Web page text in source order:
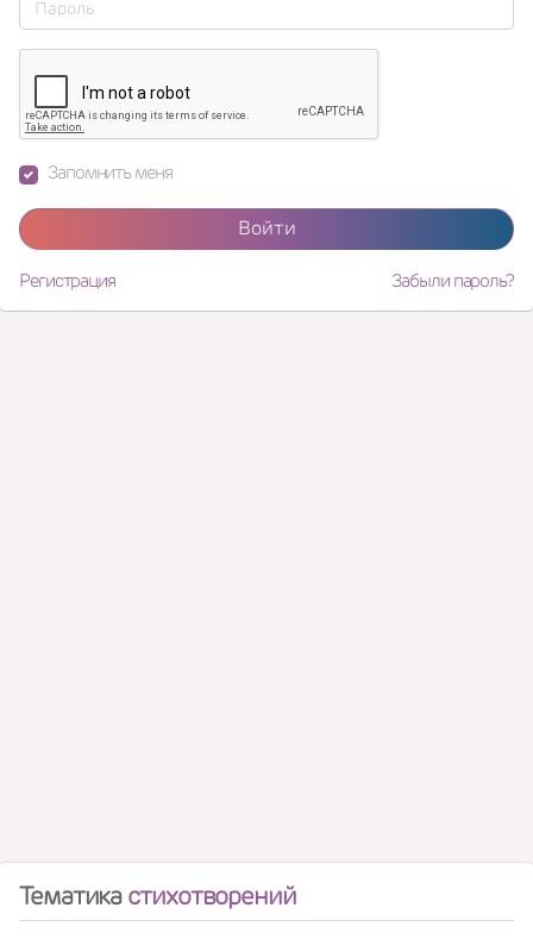
Запомнить меня
Войти
Регистрация Забыли пароль?
Тематикастихотворений